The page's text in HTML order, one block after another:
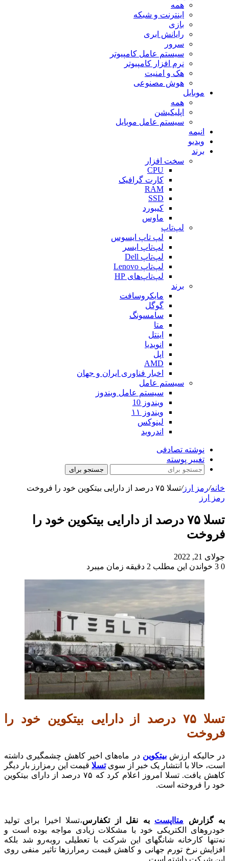
همه
اینترنت و شبکه
بازی
رایانش ابری
سرور
سیستم عامل کامپیوتر
نرم افزار کامپیوتر
هک و امنیت
هوش مصنوعی
موبایل
همه
اپلیکیشن
سیستم عامل موبایل
انیمه
ویدیو
برند
سخت افزار
CPU
کارت گرافیک
RAM
SSD
کیبورد
ماوس
لپ‌تاپ
لپ تاپ ایسوس
لپ‌تاپ ایسر
لپ‌تاپ Dell
لپ‌تاپ Lenovo
لپ‌تاپ‌های HP
برند
مایکروسافت
گوگل
سامسونگ
متا
اینتل
انویدیا
اپل
AMD
اخبار فناوری ایران و جهان
سیستم عامل
سیستم عامل ویندوز
ویندوز 10
ویندوز ۱۱
لینوکس
اندروید
نوشته تصادفی
تغییر پوسته
جستجو برای
خانه/رمز ارز/تسلا ۷۵ درصد از دارایی بیتکوین خود را فروخت
رمز ارز
تسلا ۷۵ درصد از دارایی بیتکوین خود را
فروخت
جولای 21, 2022
0
خواندن این مطلب 2 دقیقه زمان میبرد
تسلا ۷۵ درصد از دارایی بیتکوین خود را
فروخت
در حالیکه ارزش بیتکوین در ماه‌های اخیر کاهش چشمگیری داشته
است، حالا با انتشار یک خبر از سویتسلاقیمت این رمزارز بار دیگر
کاهش یافت. تسلا امروز اعلام کرد که ۷۵ درصد از دارای بیتکوین
خود را فروخته است.
به گزارش متااپست به نقل از تکفارس،تسلا اخیرا برای تولید
خودروهای الکتریکی خود با مشکلات زیادی مواجه بوده است و
نه‌تنها کارخانه شانگهای این شرکت با تعطیلی روبه‌رو شد بلکه
افزایش نرخ تورم جهانی و کاهش قیمت رمرارزها تاثیر منفی روی